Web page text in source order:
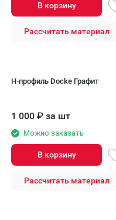
В корзину
Рассчитать материал
H-профиль Docke Графит
1 000 ₽ за шт
Можно заказать
В корзину
Рассчитать материал